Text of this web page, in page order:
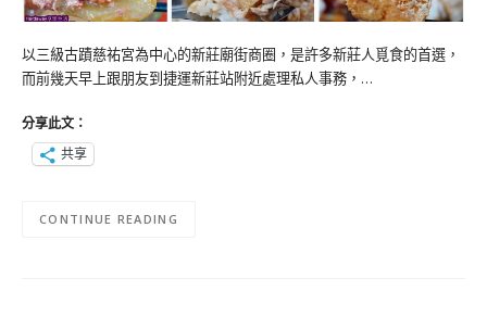
以三級古蹟慈祐宮為中心的新莊廟街商圈，是許多新莊人覓食的首選，
而前幾天早上跟朋友到捷運新莊站附近處理私人事務，…
分享此文：
共享
CONTINUE READING